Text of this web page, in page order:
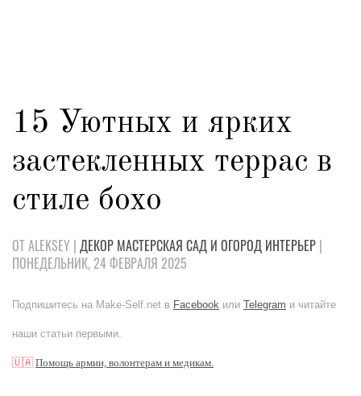
15 Уютных и ярких
застекленных террас в
стиле бохо
ОТ ALEKSEY | ДЕКОР МАСТЕРСКАЯ САД И ОГОРОД ИНТЕРЬЕР |
ПОНЕДЕЛЬНИК, 24 ФЕВРАЛЯ 2025
Подпишитесь на Make-Self.net в Facebook или Telegram и читайте
наши статьи первыми.
🇺🇦Помощь армии, волонтерам и медикам.